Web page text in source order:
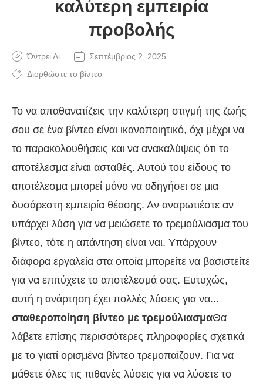
καλύτερη εμπειρία
προβολής
Όντρει Λι
Σεπτέμβριος 2, 2025
Διορθώστε το βίντεο
Το να απαθανατίζεις την καλύτερη στιγμή της ζωής
σου σε ένα βίντεο είναι ικανοποιητικό, όχι μέχρι να
το παρακολουθήσεις και να ανακαλύψεις ότι το
αποτέλεσμα είναι ασταθές. Αυτού του είδους το
αποτέλεσμα μπορεί μόνο να οδηγήσει σε μια
δυσάρεστη εμπειρία θέασης. Αν αναρωτιέστε αν
υπάρχει λύση για να μειώσετε το τρεμούλιασμα του
βίντεο, τότε η απάντηση είναι ναι. Υπάρχουν
διάφορα εργαλεία στα οποία μπορείτε να βασιστείτε
για να επιτύχετε το αποτέλεσμά σας. Ευτυχώς,
αυτή η ανάρτηση έχει πολλές λύσεις για να...
σταθεροποίηση βίντεο με τρεμούλιασμαΘα
λάβετε επίσης περισσότερες πληροφορίες σχετικά
με το γιατί ορισμένα βίντεο τρεμοπαίζουν. Για να
μάθετε όλες τις πιθανές λύσεις για να λύσετε το